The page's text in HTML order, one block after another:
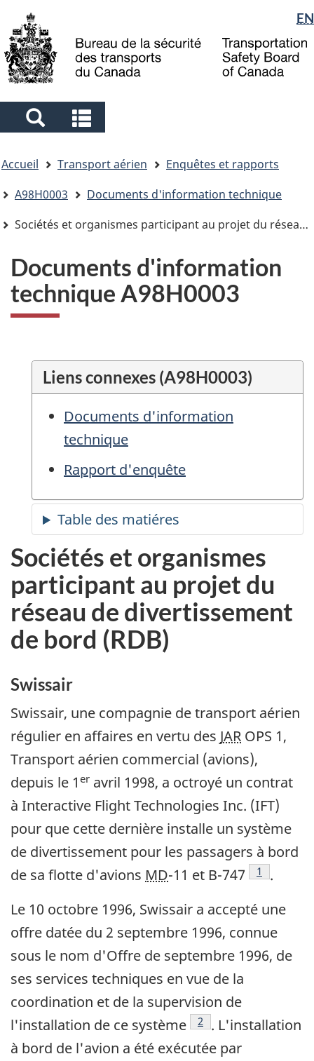
to
main
to
"About
government"
à
la
Sélection
de
la
langue
EN
Search
and
menus
and
menus
êtes
ici
Accueil Transport aérien
Enquêtes et rapports
A98H0003
Documents d'information technique
Sociétés et organismes participant au projet du réseau de divertissement de bord (RDB)
Documents d'information
technique A98H0003
Liens connexes (A98H0003)
Documents d'information
technique
Rapport d'enquête
Sociétés et organismes
participant au projet du
réseau de divertissement
de bord (RDB)
Swissair
Swissair, une compagnie de transport aérien
régulier en affaires en vertu des JAR OPS 1,
Transport aérien commercial (avions),
depuis le 1 er avril 1998, a octroyé un contrat
à Interactive Flight Technologies Inc. (IFT)
pour que cette dernière installe un système
de divertissement pour les passagers à bord
de sa flotte d'avions MD-11 et B-747 Note de
1
.
Le 10 octobre 1996, Swissair a accepté une
offre datée du 2 septembre 1996, connue
sous le nom d'Offre de septembre 1996, de
ses services techniques en vue de la
coordination et de la supervision de
l'installation de ce système
Note de bas de page
2
. L'installation
à bord de l'avion a été exécutée par